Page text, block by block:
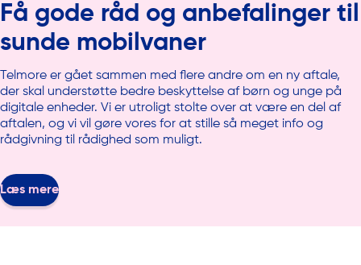
Få gode råd og anbefalinger til
sunde mobilvaner
Telmore er gået sammen med flere andre om en ny aftale,
der skal understøtte bedre beskyttelse af børn og unge på
digitale enheder. Vi er utroligt stolte over at være en del af
aftalen, og vi vil gøre vores for at stille så meget info og
rådgivning til rådighed som muligt.
Læs mere